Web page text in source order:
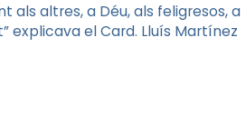
als altres, a Déu, als feligresos, a
explicava el Card. Lluís Martínez